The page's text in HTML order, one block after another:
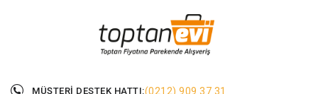
MÜŞTERI DESTEK HATTI:(0212) 909 37 31